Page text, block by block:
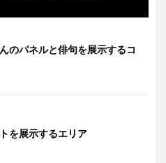
のパネルと俳句を展示するコ
を展示するエリア